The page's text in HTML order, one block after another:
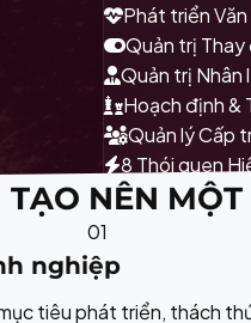
Phát triển
Quản trị Thay
Quản trị Nhân
Hoạch định &
Quản lý Cấp
8 Thói quen
NÊN MỘT
01
nghiệp
tiêu phát triển, thách